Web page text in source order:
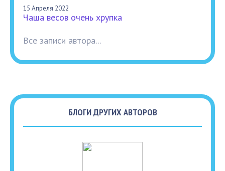
15 Апреля 2022
Чаша весов очень хрупка
Все записи автора...
БЛОГИ ДРУГИХ АВТОРОВ